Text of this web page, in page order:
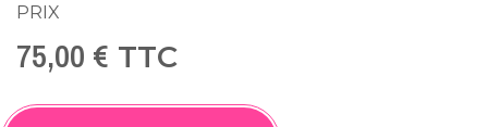
PRIX
75,00 € TTC